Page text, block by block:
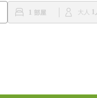
1 大人 1